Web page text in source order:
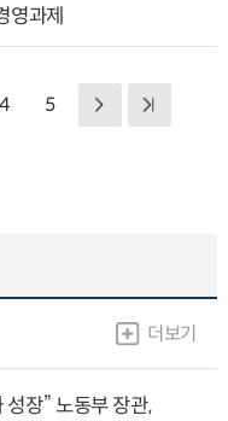
영과제
4 5
더보기
장” 노동부 장관,